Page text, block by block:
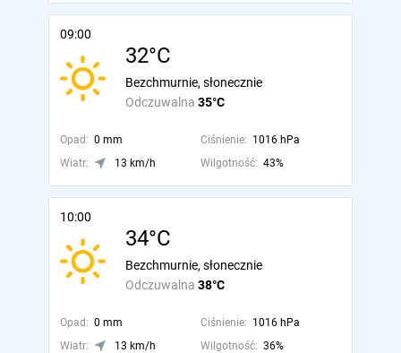
09:00
32°C
Odczuwalna 35°C
Bezchmurnie, słonecznie
Opad: 0 mm Ciśnienie: 1016 hPa
Wiatr:
13 km/h Wilgotność: 43%
10:00
34°C
Odczuwalna 38°C
Bezchmurnie, słonecznie
Opad: 0 mm Ciśnienie: 1016 hPa
Wiatr:
13 km/h Wilgotność: 36%